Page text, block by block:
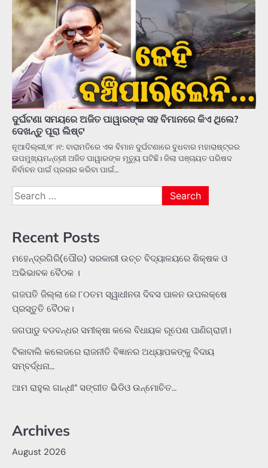
ଦୁର୍ଘଟଣା ସମୟରେ ଅଜିତ ପାୱାରଙ୍କ ସହ ବିମାନରେ କିଏ ଥିଲେ?
ଦେଖନ୍ତୁ ପୂରା ଲିଷ୍ଟ
ନୂଆଦିଲ୍ଲୀ,୨୮।୧: ବାରାମତିରେ ଏକ ବିମାନ ଦୁର୍ଘଟଣାରେ ବୁଧବାର ମହାରାଷ୍ଟ୍ରର
ଉପମୁଖ୍ୟମନ୍ତ୍ରୀ ଅଜିତ ପାୱାରଙ୍କ ମୃତ୍ୟୁ ଘଟିଛି। ଜିଲା ପଞ୍ଚାୟତ ପରିଷଦ
ନିର୍ବାଚନ ପାଇଁ ପ୍ରଚାର କରିବା ପାଇଁ…
Search
for:
Recent Posts
ମହେନ୍ଦ୍ରଗିରି(ପୌର) ସରକାରୀ ଉଚ୍ଚ ବିଦ୍ୟାଳୟରେ ଶିକ୍ଷକ ଓ
ଅଭିଭାବକ ବୈଠକ ।
ଗଜପତି ଜିଲ୍ଲା ରେ ୮୦ତମ ସ୍ୱାଧୀନତା ଦିବସ ପାଳନ ଉପଲକ୍ଷେ
ପ୍ରସ୍ତୁତି ବୈଠକ।
ଜଗପାଡୁ ବଡବନ୍ଧର ସମୀକ୍ଷା କଲେ ବିଧାୟକ ରୂପେଶ ପାଣିଗ୍ରାହୀ।
ଟିକାବାଲି କଲେଜରେ ରାଜନୀତି ବିଜ୍ଞାନର ଅଧ୍ୟାପକଙ୍କୁ ବିଦାୟ
ସମ୍ବର୍ଦ୍ଧନା…
ଆମ ରାହୁଲ ଗାନ୍ଧୀ” ସଙ୍ଗୀତ ଭିଡିଓ ଉନ୍ମୋଚିତ…
Archives
August 2026